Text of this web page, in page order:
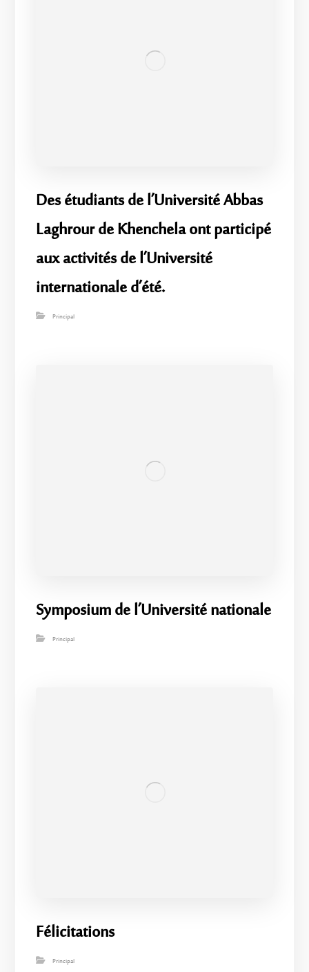
Des étudiants de l’Université Abbas
Laghrour de Khenchela ont participé
aux activités de l’Université
internationale d’été.
Principal
Symposium de l’Université nationale
Principal
Félicitations
Principal